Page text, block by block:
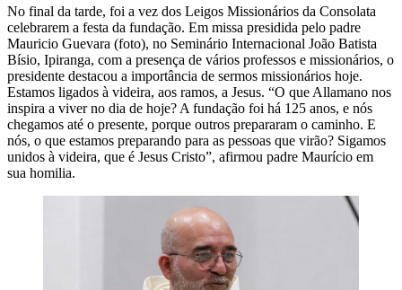
No final da tarde, foi a vez dos Leigos Missionários da Consolata
celebrarem a festa da fundação. Em missa presidida pelo padre
Mauricio Guevara (foto), no Seminário Internacional João Batista
Bísio, Ipiranga, com a presença de vários professos e missionários, o
presidente destacou a importância de sermos missionários hoje.
Estamos ligados à videira, aos ramos, a Jesus. “O que Allamano nos
inspira a viver no dia de hoje? A fundação foi há 125 anos, e nós
chegamos até o presente, porque outros prepararam o caminho. E
nós, o que estamos preparando para as pessoas que virão? Sigamos
unidos à videira, que é Jesus Cristo”, afirmou padre Maurício em
sua homilia.